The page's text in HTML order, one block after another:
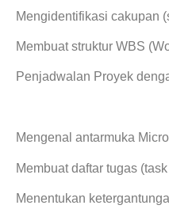
Mengidentifikasi cakupan
Membuat struktur WBS
Penjadwalan Proyek
Mengenal antarmuka
Membuat daftar tugas
Menentukan